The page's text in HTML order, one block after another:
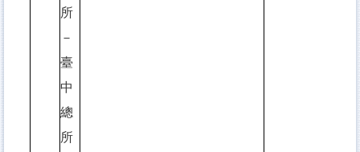
所
－
臺
中
總
所